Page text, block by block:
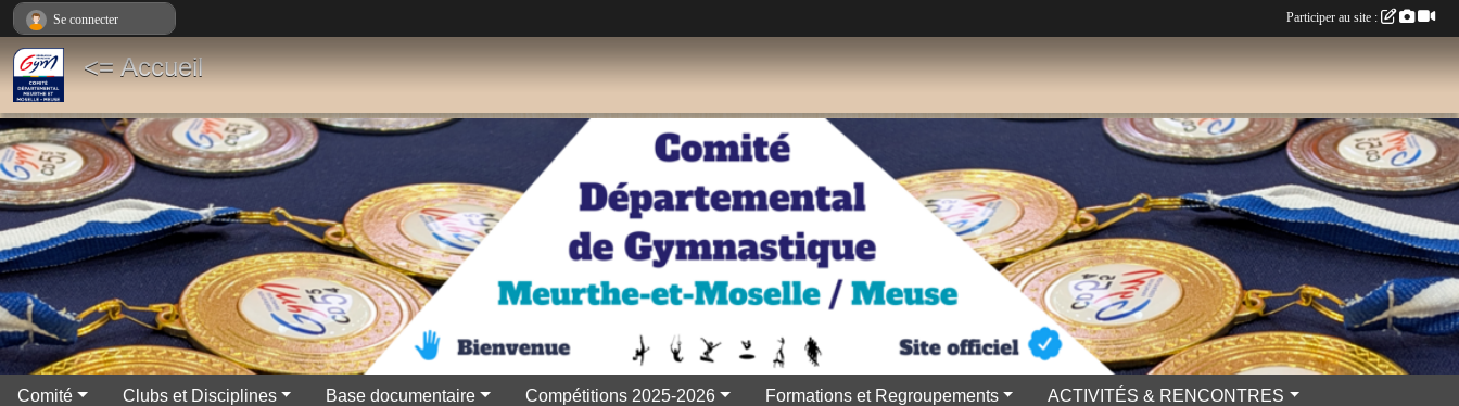
<= Accueil
Comité Clubs et Disciplines Base documentaire Compétitions 2025-2026 Formations et Regroupements ACTIVITÉS & RENCONTRES
Se connecter Participer au site :
Panneau de gestion des cookies